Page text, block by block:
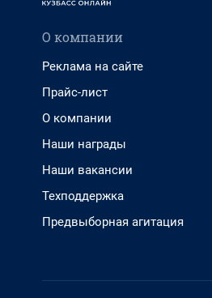
О компании
Реклама на сайте
Прайс-лист
О компании
Наши награды
Наши вакансии
Техподдержка
Предвыборная агитация